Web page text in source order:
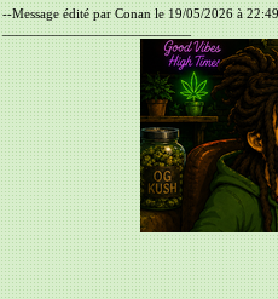
--Message édité par Conan le 19/05/2026 à
__________________________